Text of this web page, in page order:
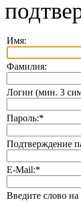
Имя:
Фамилия:
Логин (мин. 3
Пароль:*
Подтверждение
E-Mail:*
Введите слово на